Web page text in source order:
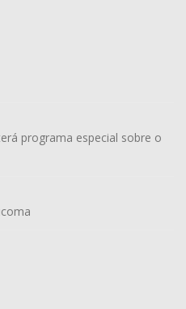
programa especial sobre o